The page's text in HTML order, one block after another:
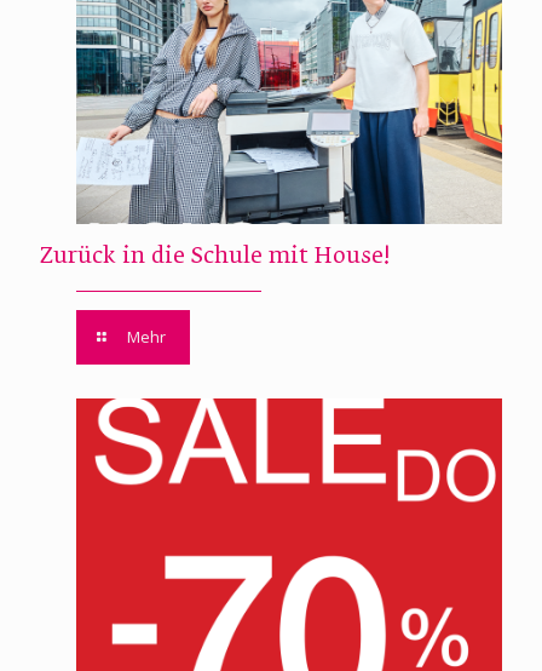
Zurück in die Schule mit House!
Mehr